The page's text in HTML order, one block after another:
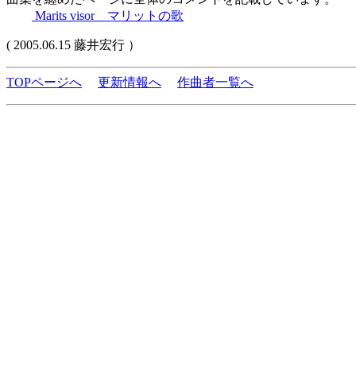
Marits visor マリットの歌
( 2005.06.15 藤井宏行 ）
TOPページへ 更新情報へ 作曲者一覧へ